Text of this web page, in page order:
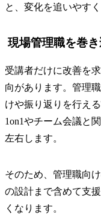
と、変化を追いやすく
現場管理職を巻
受講者だけに改善を
向があります。管理
けや振り返りを行え
1on1やチーム会議と
左右します。
そのため、管理職向
の設計まで含めて支
くなります。